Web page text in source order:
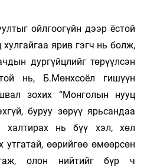
ойлгоогүйн дээр ёстой
ярив гэгч нь болж,
дургүйцлийг төрүүлсэн
нь, Б.Мөнхсоёл гишүүн
зохих “Монголын нууц
буруу зөрүү ярьсандаа
халтирах нь бүү хэл, хөл
утгатай, өөрийгөө өмөөрсөн
олон нийтийг бүр ч